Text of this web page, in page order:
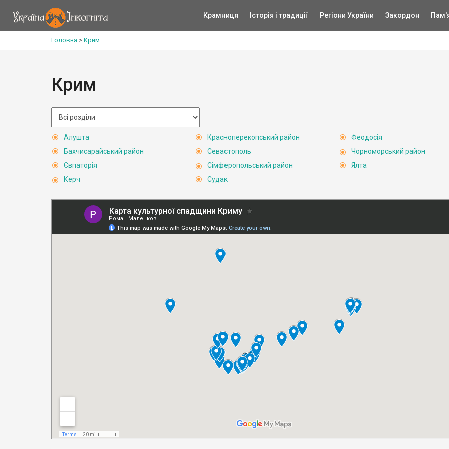
Крамниця Історія і традиції Регіони України Закордон
Головна > Крим
Крим
Алушта
Бахчисарайський район
Євпаторія
Керч
Красноперекопський район
Севастополь
Сімферопольський район
Судак
Феодосія
Чорноморський район
Ялта